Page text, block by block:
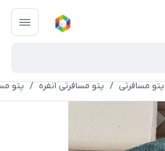
پتو مسافرتی / پتو مسافرتی ۱نفره / پتو مسافرتی